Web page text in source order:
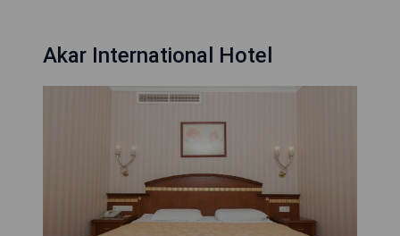
Akar International Hotel